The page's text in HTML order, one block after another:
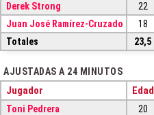
Derek Strong
22
Juan José Ramírez-Cruzado
18
Totales
23,5
AJUSTADAS A 24 MINUTOS
Jugador Edad
Toni Pedrera 20